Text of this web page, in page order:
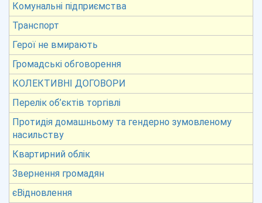
Комунальні підприємства
Транспорт
Герої не вмирають
Громадські обговорення
КОЛЕКТИВНІ ДОГОВОРИ
Перелік об’єктів торгівлі
Протидія домашньому та гендерно зумовленому
насильству
Квартирний облік
Звернення громадян
єВідновлення